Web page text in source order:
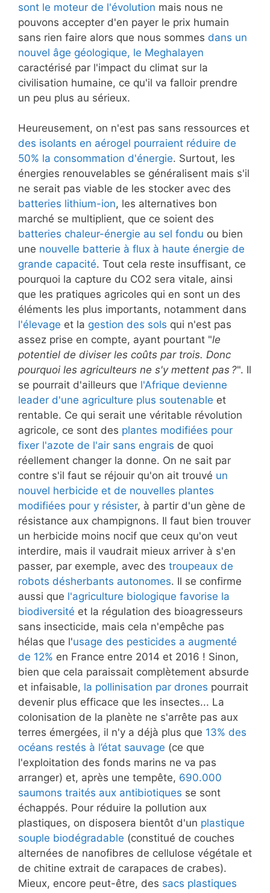
sont le moteur de l'évolution mais nous ne
pouvons accepter d'en payer le prix humain
sans rien faire alors que nous sommes dans un
nouvel âge géologique, le Meghalayen
caractérisé par l'impact du climat sur la
civilisation humaine, ce qu'il va falloir prendre
un peu plus au sérieux.
Heureusement, on n'est pas sans ressources et
des isolants en aérogel pourraient réduire de
50% la consommation d'énergie. Surtout, les
énergies renouvelables se généralisent mais s'il
ne serait pas viable de les stocker avec des
batteries lithium-ion, les alternatives bon
marché se multiplient, que ce soient des
batteries chaleur-énergie au sel fondu ou bien
une nouvelle batterie à flux à haute énergie de
grande capacité. Tout cela reste insuffisant, ce
pourquoi la capture du CO2 sera vitale, ainsi
que les pratiques agricoles qui en sont un des
éléments les plus importants, notamment dans
l'élevage et la gestion des sols qui n'est pas
assez prise en compte, ayant pourtant "le
potentiel de diviser les coûts par trois. Donc
pourquoi les agriculteurs ne s'y mettent pas ?". Il
se pourrait d'ailleurs que l'Afrique devienne
leader d'une agriculture plus soutenable et
rentable. Ce qui serait une véritable révolution
agricole, ce sont des plantes modifiées pour
fixer l'azote de l'air sans engrais de quoi
réellement changer la donne. On ne sait par
contre s'il faut se réjouir qu'on ait trouvé un
nouvel herbicide et de nouvelles plantes
modifiées pour y résister, à partir d'un gène de
résistance aux champignons. Il faut bien trouver
un herbicide moins nocif que ceux qu'on veut
interdire, mais il vaudrait mieux arriver à s'en
passer, par exemple, avec des troupeaux de
robots désherbants autonomes. Il se confirme
aussi que l'agriculture biologique favorise la
biodiversité et la régulation des bioagresseurs
sans insecticide, mais cela n'empêche pas
hélas que l'usage des pesticides a augmenté
de 12% en France entre 2014 et 2016 ! Sinon,
bien que cela paraissait complètement absurde
et infaisable, la pollinisation par drones pourrait
devenir plus efficace que les insectes... La
colonisation de la planète ne s'arrête pas aux
terres émergées, il n'y a déjà plus que 13% des
océans restés à l’état sauvage (ce que
l'exploitation des fonds marins ne va pas
arranger) et, après une tempête, 690.000
saumons traités aux antibiotiques se sont
échappés. Pour réduire la pollution aux
plastiques, on disposera bientôt d'un plastique
souple biodégradable (constitué de couches
alternées de nanofibres de cellulose végétale et
de chitine extrait de carapaces de crabes).
Mieux, encore peut-être, des sacs plastiques